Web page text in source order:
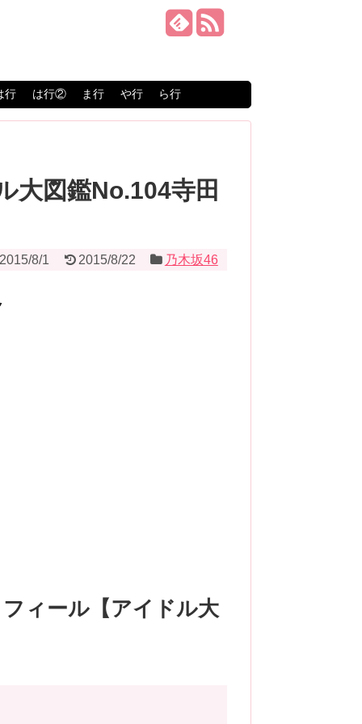
行 は行② ま行 や行 ら行
大図鑑No.104寺田
2015/8/1 2015/8/22 乃木坂46
ィール【アイドル大